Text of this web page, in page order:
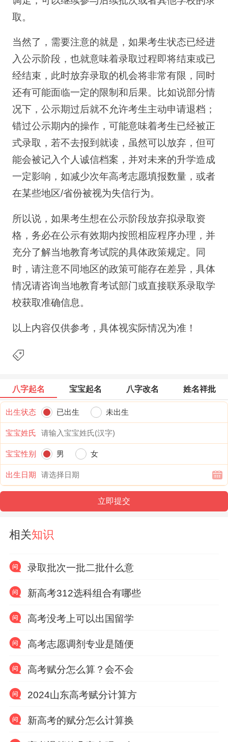
取。
当然了，需要注意的就是，如果考生状态已经进
入公示阶段，也就意味着录取过程即将结束或已
经结束，此时放弃录取的机会将非常有限，同时
还有可能面临一定的限制和后果。比如说部分情
况下，公示期过后就不允许考生主动申请退档；
错过公示期内的操作，可能意味着考生已经被正
式录取，若不去报到就读，虽然可以放弃，但可
能会被记入个人诚信档案，并对未来的升学造成
一定影响，如减少次年高考志愿填报数量，或者
在某些地区/省份被视为失信行为。
所以说，如果考生想在公示阶段放弃拟录取资
格，务必在公示有效期内按照相应程序办理，并
充分了解当地教育考试院的具体政策规定。同
时，请注意不同地区的政策可能存在差异，具体
情况请咨询当地教育考试部门或直接联系录取学
校获取准确信息。
以上内容仅供参考，具体视实际情况为准！
八字起名 宝宝起名 八字改名 姓名祥批
出生状态 已出生 未出生
宝宝姓氏
宝宝性别 男 女
出生日期
相关知识
录取批次一批二批什么意
新高考312选科组合有哪些
高考没考上可以出国留学
高考志愿调剂专业是随便
高考赋分怎么算？会不会
2024山东高考赋分计算方
新高考的赋分怎么计算换